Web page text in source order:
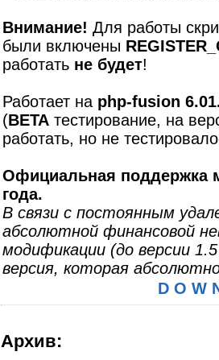
Внимание! Для работы
были включены
работать не будет!
Работает на php-fusion
(BETA тестирование, на
работать, но не
Официальная поддержка
года.
В связи с постоянным
абсолютной финансовой
модификации (до версии
версия, которая
D O W
Архив: